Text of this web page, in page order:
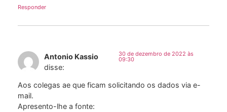
Responder
Antonio Kassio
disse:
30 de dezembro de 2022 às
09:30
Aos colegas ae que ficam solicitando os dados via e-
mail.
Apresento-lhe a fonte: